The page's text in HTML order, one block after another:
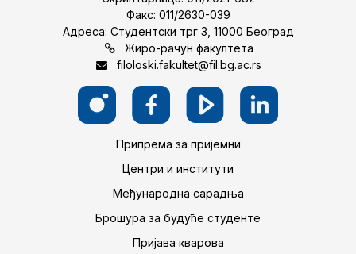
Факс: 011/2630-039
Адреса: Студентски трг 3, 11000 Београд
Жиро-рачун факултета
filoloski.fakultet@fil.bg.ac.rs
Припрема за пријемни
Центри и институти
Међународна сарадња
Брошура за будуће студенте
Пријава кварова